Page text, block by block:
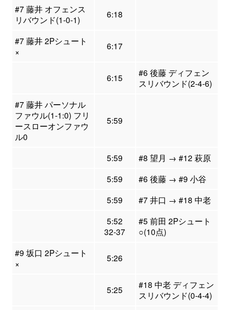
#7 藤井 オフェンス
リバウンド(1-0-1)
6:18
#7 藤井 2Pシュート
×
6:17
6:15
#6 後藤 ディフェン
スリバウンド(2-4-6)
#7 藤井 パーソナル
ファウル(1-1:0) フリ
ースローオンファウ
ル0
5:59
5:59
#8 望月 → #12 萩原
5:59
#6 後藤 → #9 小谷
5:59
#7 井口 → #18 中老
5:52
32-37
#5 前田 2Pシュート
○(10点)
#9 坂口 2Pシュート
×
5:26
5:25
#18 中老 ディフェン
スリバウンド(0-4-4)